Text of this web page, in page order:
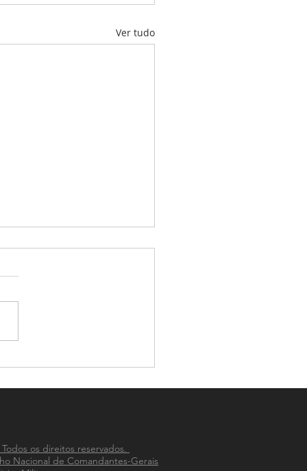
Ver tudo
PM celebra 33 anos de
os direitos reservados.
Nacional de Comandantes-Gerais